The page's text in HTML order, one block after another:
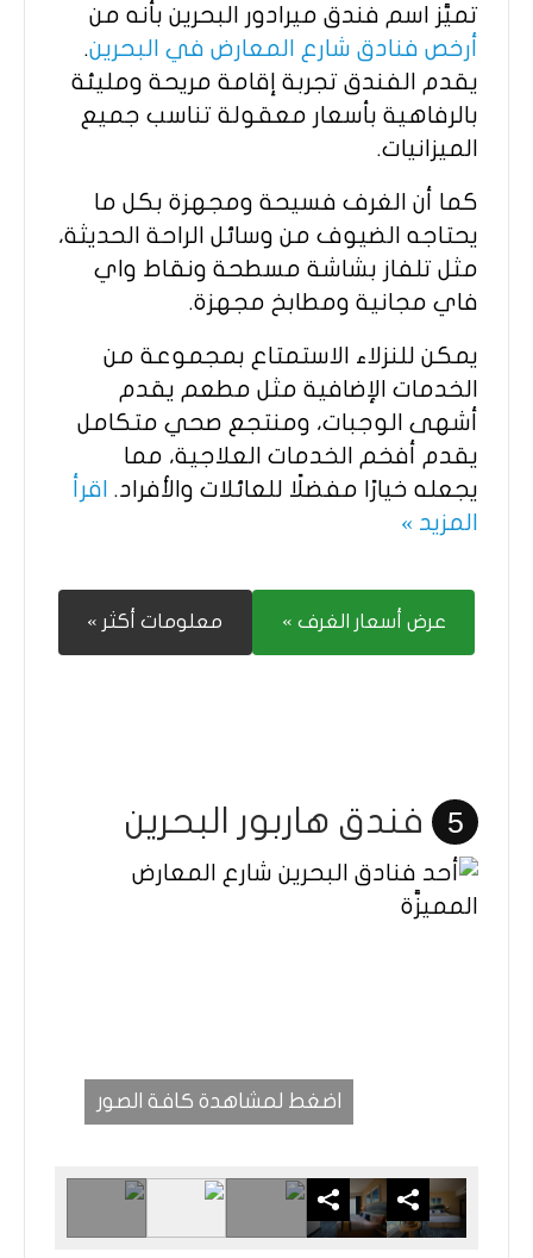
تميَّز اسم فندق ميرادور البحرين بأنه من
أرخص فنادق شارع المعارض في البحرين.
يقدم الفندق تجربة إقامة مريحة ومليئة
بالرفاهية بأسعار معقولة تناسب جميع
الميزانيات.
كما أن الغرف فسيحة ومجهزة بكل ما
يحتاجه الضيوف من وسائل الراحة الحديثة،
مثل تلفاز بشاشة مسطحة ونقاط واي
فاي مجانية ومطابخ مجهزة.
يمكن للنزلاء الاستمتاع بمجموعة من
الخدمات الإضافية مثل مطعم يقدم
أشهى الوجبات، ومنتجع صحي متكامل
يقدم أفخم الخدمات العلاجية، مما
يجعله خيارًا مفضلًا للعائلات والأفراد. اقرأ
المزيد »
عرض أسعار الغرف » معلومات أكثر »
5 فندق هاربور البحرين
اضغط لمشاهدة كافة الصور